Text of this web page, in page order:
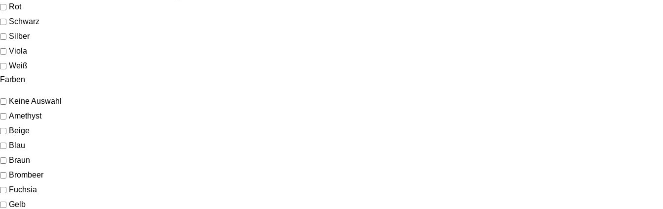
Rot
Schwarz
Silber
Viola
Weiß
Farben
Keine Auswahl
Amethyst
Beige
Blau
Braun
Brombeer
Fuchsia
Gelb